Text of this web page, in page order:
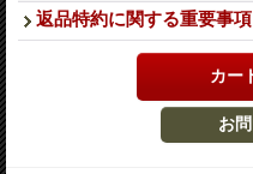
返品特約に関する重要事項